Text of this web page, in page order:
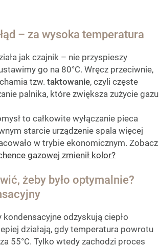
– za wysoka temperatura
jak czajnik – nie przyspieszy
go na 80°C. Wręcz przeciwnie,
tzw. taktowanie, czyli częste
palnika, które zwiększa zużycie gazu
to całkowite wyłączanie pieca
starcie urządzenie spala więcej
w trybie ekonomicznym. Zobacz
gazowej zmienił kolor?
żeby było optymalnie?
kondensacyjne odzyskują ciepło
działają, gdy temperatura powrotu
55°C. Tylko wtedy zachodzi proces